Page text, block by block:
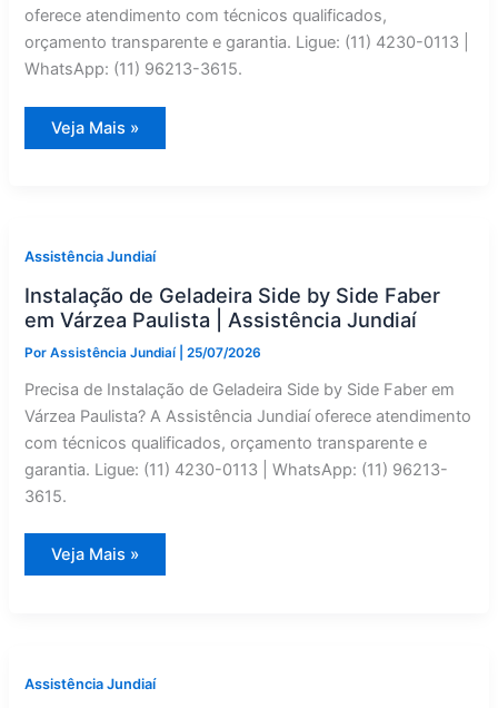
oferece atendimento com técnicos qualificados,
orçamento transparente e garantia. Ligue: (11) 4230-0113 |
WhatsApp: (11) 96213-3615.
Wolf
Geladeira
Campo
Limpo
—
Assistência
Jundiaí
Veja Mais »
Assistência Jundiaí
Instalação de Geladeira Side by Side Faber
em Várzea Paulista | Assistência Jundiaí
PorAssistência Jundiaí |25/07/2026
Precisa de Instalação de Geladeira Side by Side Faber em
Várzea Paulista? A Assistência Jundiaí oferece atendimento
com técnicos qualificados, orçamento transparente e
garantia. Ligue: (11) 4230-0113 | WhatsApp: (11) 96213-
3615.
Instalação
de
Várzea
Paulista
Veja Mais »
Assistência Jundiaí